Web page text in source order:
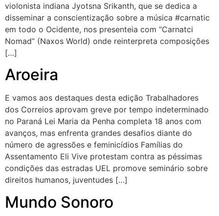
violonista indiana Jyotsna Srikanth, que se dedica a
disseminar a conscientização sobre a música #carnatic
em todo o Ocidente, nos presenteia com “Carnatci
Nomad” (Naxos World) onde reinterpreta composições
[…]
Aroeira
E vamos aos destaques desta edição Trabalhadores
dos Correios aprovam greve por tempo indeterminado
no Paraná Lei Maria da Penha completa 18 anos com
avanços, mas enfrenta grandes desafios diante do
número de agressões e feminicídios Famílias do
Assentamento Eli Vive protestam contra as péssimas
condições das estradas UEL promove seminário sobre
direitos humanos, juventudes […]
Mundo Sonoro